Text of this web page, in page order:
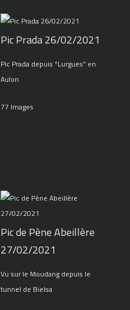
Pic Prada 26/02/2021
Pic Prada depuis "Lurgues" en
Aulon
77 Images
Pic de Pène Abeillère
27/02/2021
Vu sur le Moudang depuis le
tunnel de Bielsa